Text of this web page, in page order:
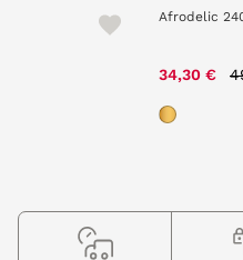
Afrodelic
34,30 €